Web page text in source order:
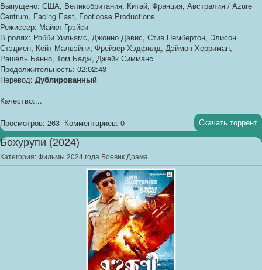
Выпущено: США, Великобритания, Китай, Франция, Австралия / Azure
Centrum, Facing East, Footloose Productions
Режиссер: Майкл Грэйси
В ролях: Робби Уильямс, Джонно Дэвис, Стив Пембертон, Элисон
Стэдмен, Кейт Малвэйни, Фрейзер Хэдфилд, Дэймон Херриман,
Рашель Банно, Том Бадж, Джейк Симманс
Продолжительность: 02:02:43
Перевод: Дублированный
Качество:...
Просмотров: 263 Комментариев: 0 Скачать торрент
Бохурупи (2024)
Категория:Фильмы 2024 года Боевик Драма